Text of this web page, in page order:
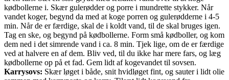
kødbollerne i. Skær gulerødder og porre i mundrette stykker. Når
vandet koger, begynd da med at koge porren og gulerødderne i 4-5
min. Når de er færdige, skal de i koldt vand, til de skal bruges igen.
Tag en ske, og begynd på kødbollerne. Form små kødboller, og kom
dem ned i det simrende vand i ca. 8 min. Tjek lige, om de er færdige
ved at halvere en af dem. Bliv ved, til du ikke har mere fars, og læg
kødbollerne op på et fad. Gem lidt af kogevandet til sovsen.
Karrysovs: Skær løget i både, snit hvidløget fint, og sauter i lidt olie